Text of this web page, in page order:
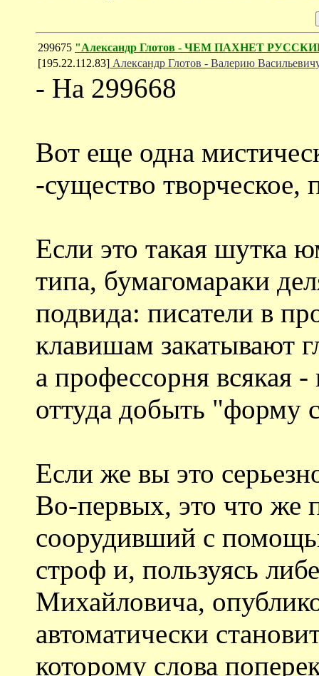
299675 "Александр Глотов - ЧЕМ ПАХНЕТ
[195.22.112.83] Александр Глотов - Валерию
- На 299668
Вот еще одна
-существо
Если это такая шутка
типа, бумагомараки
подвида: писатели в
клавишам закатывают
а профессорня всякая -
оттуда добыть "форму
Если же вы это
Во-первых, это что же
соорудивший с
строф и, пользуясь
Михайловича,
автоматически
которому слова